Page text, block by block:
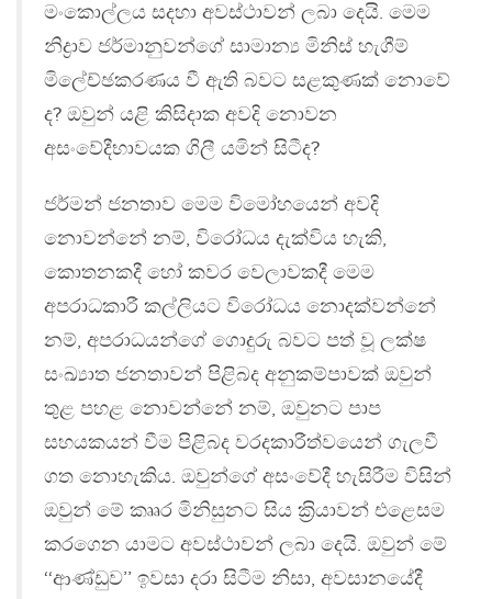
මංකොල්ලය සදහා අවස්ථාවන් ලබා දෙයි. මෙම
නිද්‍රාව ජර්මානුවන්ගේ සාමාන්‍ය මිනිස් හැගීම්
මිලේච්ඡකරණය වී ඇති බවට සළකුණක් නොවේ
ද? ඔවුන් යළි කිසිදාක අවදි නොවන
අසංවේදීභාවයක ගිලී යමින් සිටීද?
ජර්මන් ජනතාව මෙම විමෝහයෙන් අවදි
නොවන්නේ නම්, විරෝධය දැක්විය හැකි,
කොතනකදී හෝ කවර වෙලාවකදී මෙම
අපරාධකාරී කල්ලියට විරෝධය නොදක්වන්නේ
නම්, අපරාධයන්ගේ ගොදුරු බවට පත් වූ ලක්ෂ
සංඛ්‍යාත ජනතාවන් පිළිබද අනුකම්පාවක් ඔවුන්
තුළ පහළ නොවන්නේ නම්, ඔවුනට පාප
සහයකයන් වීම පිළිබද වරදකාරීත්වයෙන් ගැලවී
ගත නොහැකිය. ඔවුන්ගේ අසංවේදී හැසිරීම විසින්
ඔවුන් මේ කෲර මිනිසුනට සිය ක‍්‍රියාවන් එළෙසම
කරගෙන යාමට අවස්ථාවන් ලබා දෙයි. ඔවුන් මේ
‘‘ආණ්ඩුව’’ ඉවසා දරා සිටීම නිසා, අවසානයේදී